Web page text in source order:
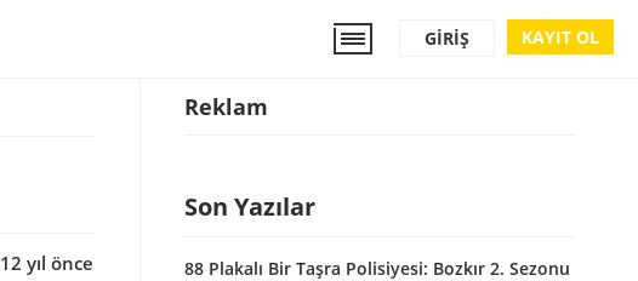
KAYIT OL
GIRIŞ
12 yıl önce
Reklam
Son Yazılar
88 Plakalı Bir Taşra Polisiyesi: Bozkır 2. Sezonu